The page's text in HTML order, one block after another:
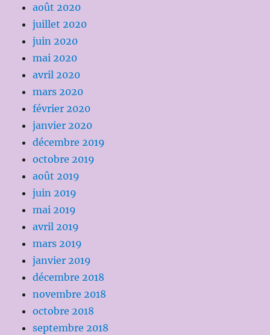
août 2020
juillet 2020
juin 2020
mai 2020
avril 2020
mars 2020
février 2020
janvier 2020
décembre 2019
octobre 2019
août 2019
juin 2019
mai 2019
avril 2019
mars 2019
janvier 2019
décembre 2018
novembre 2018
octobre 2018
septembre 2018